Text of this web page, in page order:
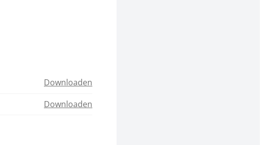
Downloaden
Downloaden